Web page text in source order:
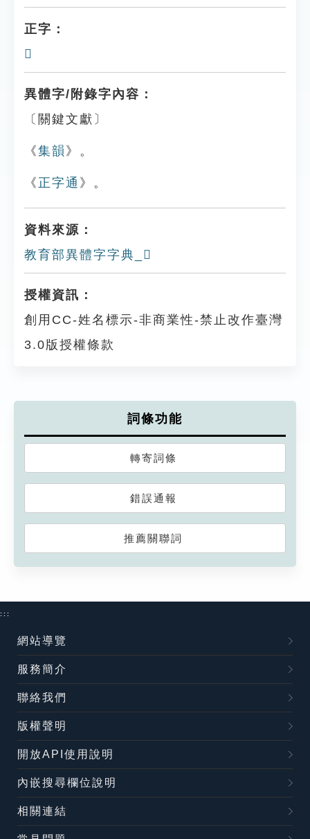
正字：
𩿧
異體字/附錄字內容：
〔關鍵文獻〕
《集韻 》。
《 正字通 》。
資料來源：
教育部異體字字典_𨾪
授權資訊：
創用CC-姓名標示-非商業性-禁止改作臺灣
3.0版授權條款
詞條功能
轉寄詞條
錯誤通報
推薦關聯詞
:::
網站導覽
服務簡介
聯絡我們
版權聲明
開放API使用說明
內嵌搜尋欄位說明
相關連結